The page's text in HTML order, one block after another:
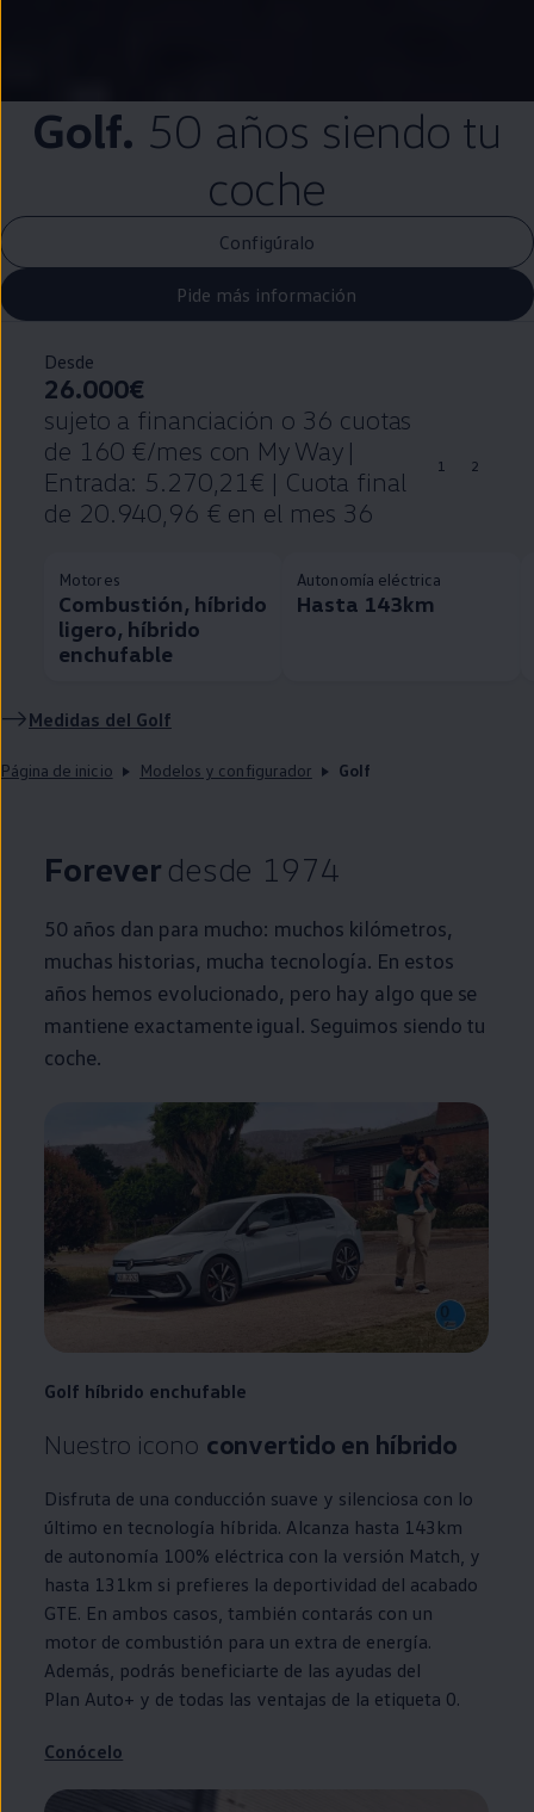
Golf. 50 años siendo tu
coche
Configúralo
Pide más información
Desde
26.000€
sujeto a financiación o 36 cuotas
de 160 €/mes con My Way |
Entrada: 5.270,21€ | Cuota final
de 20.940,96 € en el mes 36
1 2
Motores
Combustión, híbrido
ligero, híbrido
enchufable
Autonomía eléctrica
Hasta 143km
Medidas del Golf
Página de inicio Modelos y configurador Golf
Forever desde 1974
50 años dan para mucho: muchos kilómetros,
muchas historias, mucha tecnología. En estos
años hemos evolucionado, pero hay algo que se
mantiene exactamente igual. Seguimos siendo tu
coche.
Golf híbrido enchufable
Nuestro icono convertido en híbrido
Disfruta de una conducción suave y silenciosa con lo
último en tecnología híbrida. Alcanza hasta 143km
de autonomía 100% eléctrica con la versión Match, y
hasta 131km si prefieres la deportividad del acabado
GTE. En ambos casos, también contarás con un
motor de combustión para un extra de energía.
Además, podrás beneficiarte de las ayudas del
Plan Auto+ y de todas las ventajas de la etiqueta 0.
Conócelo